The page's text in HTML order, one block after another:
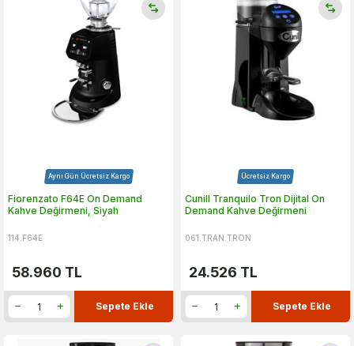
Aynı Gün Ücretsiz Kargo
Fiorenzato F64E On Demand
Kahve Değirmeni, Siyah
114.F64E
58.960 TL
Sepete Ekle
Ücretsiz Kargo
Cunill Tranquilo Tron Dijital On
Demand Kahve Değirmeni
061.TRAN.TRON
24.526 TL
Sepete Ekle